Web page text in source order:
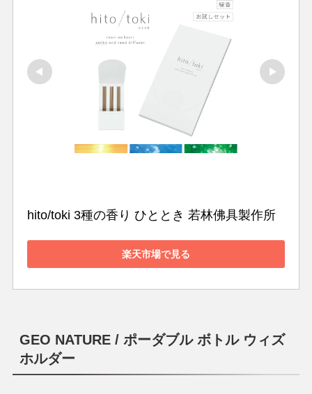
hito/toki 3種の香り ひととき 若林佛具製作所
楽天市場で見る
GEO NATURE/ ポーダブル ボトル ウィズ
ホルダー